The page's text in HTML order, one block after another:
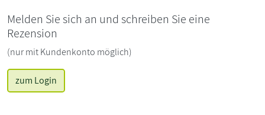
Melden Sie sich an und schreiben Sie eine
Rezension
(nur mit Kundenkonto möglich)
zum Login